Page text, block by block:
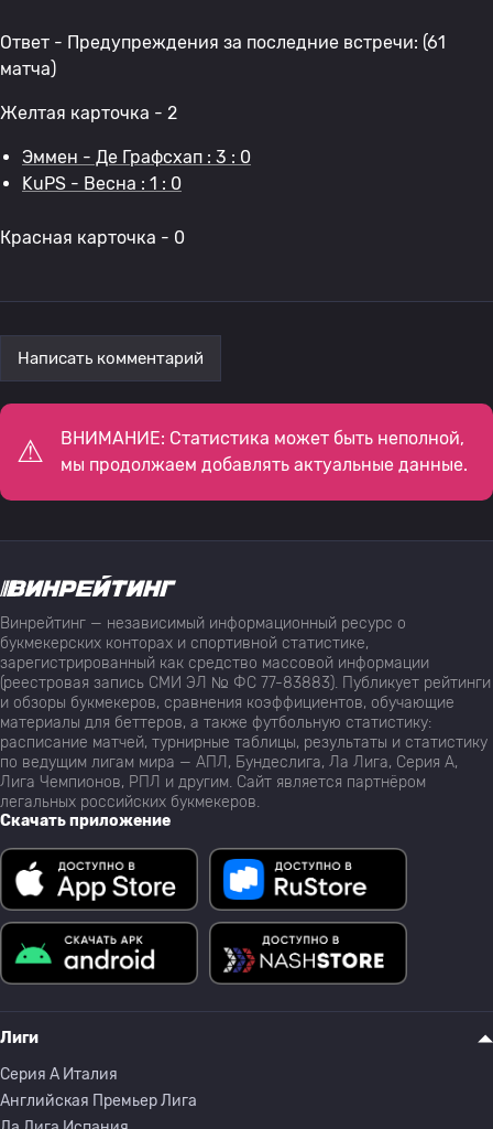
Ответ - Предупреждения за последние встречи: (61
матча)
Желтая карточка - 2
Эммен - Де Графсхап : 3 : 0
KuPS - Весна : 1 : 0
Красная карточка - 0
Написать комментарий
ВНИМАНИЕ: Статистика может быть неполной,
мы продолжаем добавлять актуальные данные.
Винрейтинг — независимый информационный ресурс о
букмекерских конторах и спортивной статистике,
зарегистрированный как средство массовой информации
(реестровая запись СМИ ЭЛ № ФС 77-83883). Публикует рейтинги
и обзоры букмекеров, сравнения коэффициентов, обучающие
материалы для беттеров, а также футбольную статистику:
расписание матчей, турнирные таблицы, результаты и статистику
по ведущим лигам мира — АПЛ, Бундеслига, Ла Лига, Серия А,
Лига Чемпионов, РПЛ и другим. Сайт является партнёром
легальных российских букмекеров.
Скачать приложение
Лиги
Серия A Италия
Английская Премьер Лига